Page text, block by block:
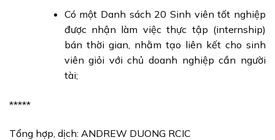
Có một Danh sách 20 Sinh viên tốt nghiệp
được nhận làm việc thực tập (internship)
bán thời gian, nhằm tạo liên kết cho sinh
viên giỏi với chủ doanh nghiệp cần người
tài;
*****
Tổng hợp, dịch: ANDREW DUONG RCIC